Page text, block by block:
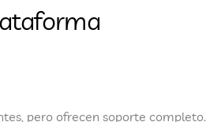
pero ofrecen soporte completo.